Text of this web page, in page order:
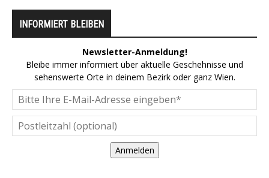
INFORMIERT BLEIBEN
Newsletter-Anmeldung!
Bleibe immer informiert über aktuelle Geschehnisse und
sehenswerte Orte in deinem Bezirk oder ganz Wien.
Anmelden